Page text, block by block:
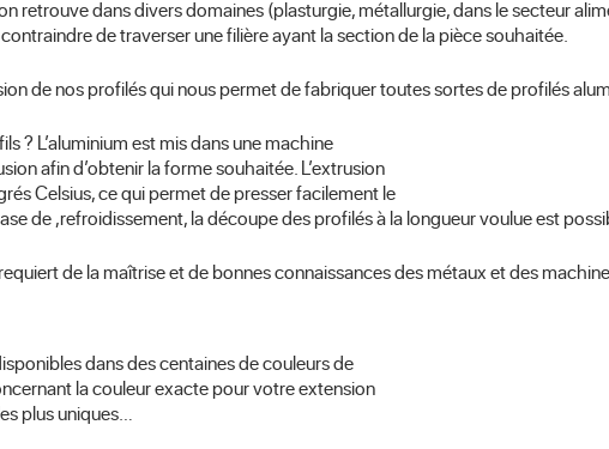
retrouve dans divers domaines (plasturgie, métallurgie, dans le secteur
de traverser une filière ayant la section de la pièce souhaitée.
de nos profilés qui nous permet de fabriquer toutes sortes de profilés
? L’aluminium est mis dans une machine
afin d’obtenir la forme souhaitée. L’extrusion
Celsius, ce qui permet de presser facilement le
de ,refroidissement, la découpe des profilés à la longueur voulue est
de la maîtrise et de bonnes connaissances des métaux et des
dans des centaines de couleurs de
la couleur exacte pour votre extension
plus uniques…